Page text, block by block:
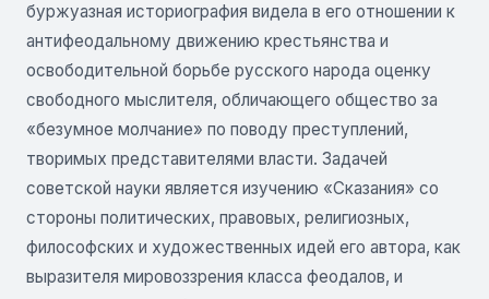
буржуазная историография видела в его отношении к
антифеодальному движению крестьянства и
освободительной борьбе русского народа оценку
свободного мыслителя, обличающего общество за
«безумное молчание» по поводу преступлений,
творимых представителями власти. Задачей
советской науки является изучению «Сказания» со
стороны политических, правовых, религиозных,
философских и художественных идей его автора, как
выразителя мировоззрения класса феодалов, и